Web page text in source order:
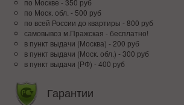
по Моск. обл. - 500 руб
по всей Росcии до квартиры - 800 руб
самовывоз м.Пражская - бесплатно!
в пункт выдачи (Москва) - 200 руб
в пункт выдачи (Моск. обл.) - 300 руб
в пункт выдачи (РФ) - 400 руб
Гарантии